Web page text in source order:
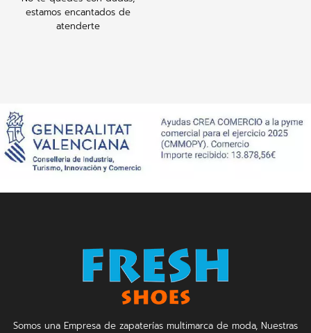
estamos encantados de
atenderte
Somos una Empresa de zapaterías multimarca de moda, Nuestras